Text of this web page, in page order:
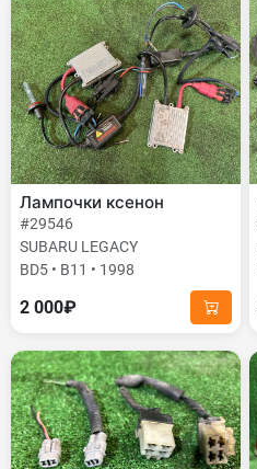
Лампочки ксенон
#29546
SUBARU LEGACY
BD5 • B11 • 1998
2 000₽